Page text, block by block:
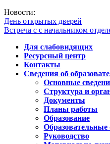
Новости:
День открытых дверей
Встреча с с начальником
Для слабовидящих
Ресурсный центр
Контакты
Сведения об
Основные
Структура и
Документы
Планы работы
Образование
Образовательные
Руководство